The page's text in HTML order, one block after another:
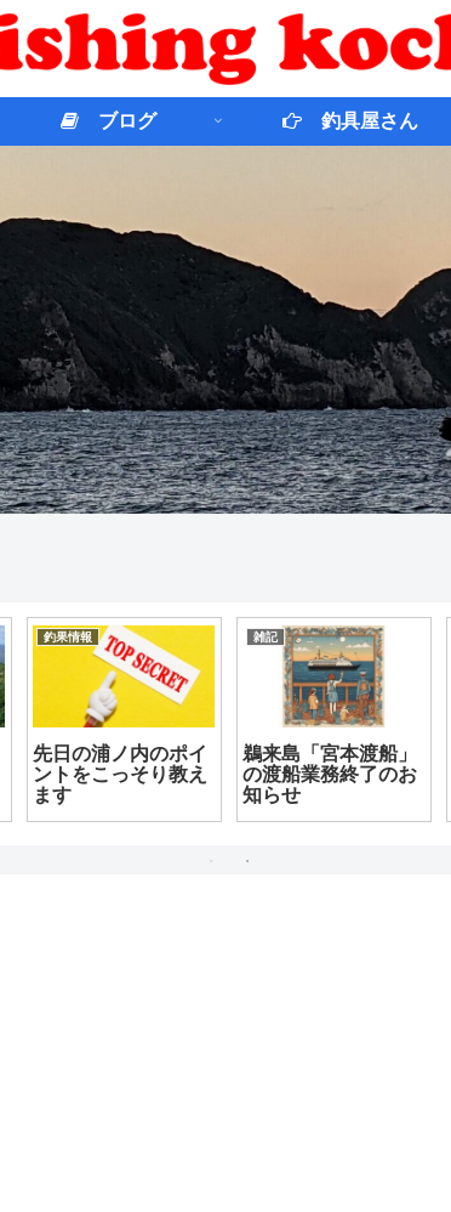
ブログ 釣具屋さん
釣果情報
先日の浦ノ内のポイ
ントをこっそり教え
ます
雑記
鵜来島「宮本渡船」
の渡船業務終了のお
知らせ